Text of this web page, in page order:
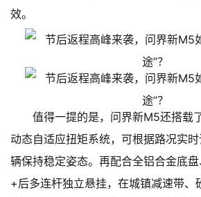
效。
值得一提的是，问界新M5还搭载
动态自适应扭矩系统，可根据路况实
辆保持稳定姿态。再配合全铝合金底
+后多连杆独立悬挂，在城镇减速带、